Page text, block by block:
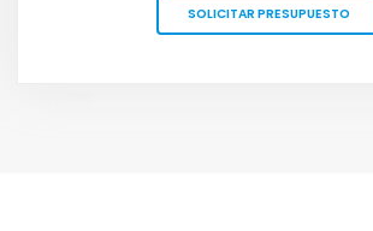
SOLICITAR PRESUPUESTO